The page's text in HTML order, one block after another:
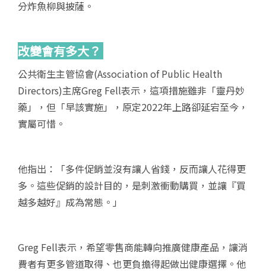
分炸魚柳與披薩。
改變會有多大？
公共衛生主管協會(Association of Public Health
Directors)主席Greg Fell表示，這項措施雖非「靈丹妙
藥」，但「早該實施」，原定2022年上路卻延宕至今，
實屬可惜。
他指出：「多件促銷並沒有讓人省錢，反而讓人花得更
多。這些促銷的設計目的，是刺激衝動購買，並讓『買
越多越好』成為常態。」
Greg Fell表示，希望零售商能轉向推廣健康產品，讓消
費者有更多管道取得、也更負擔得起做出健康選擇。他